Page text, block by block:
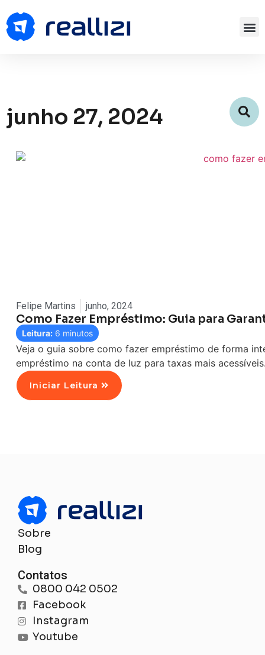
junho 27, 2024
Felipe Martins junho, 2024
Como Fazer Empréstimo: Guia para
Leitura: 6 minutos
Veja o guia sobre como fazer empréstimo de forma
empréstimo na conta de luz para taxas mais
Iniciar Leitura
Sobre
Blog
Contatos
0800 042 0502
Facebook
Instagram
Youtube